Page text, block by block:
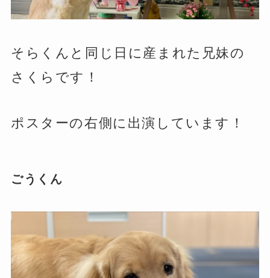
そらくんと同じ日に産まれた兄妹の
さくらです！
ポスターの右側に出演しています！
ごうくん